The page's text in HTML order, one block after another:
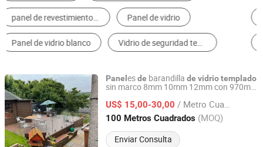
Vidrio Laminado Vidrio Aislante
Vidrio Teñido
Panelesde barandilla de vidriotemplado
sin marco 8mm 10mm 12mm con 970mm
US$ 15,00-30,00 / Metro Cuadrado
100 Metros Cuadrados (MOQ)
Enviar Consulta
QINGDAO ROCKY GROUP CO., LTD
Shandong, China Desde 2021